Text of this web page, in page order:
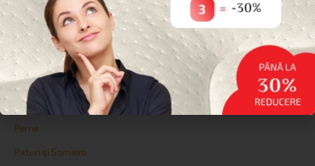
Uncategorized
Reduceri
Saltele
Topperе
Protecții
Perne
Paturi și Somiere